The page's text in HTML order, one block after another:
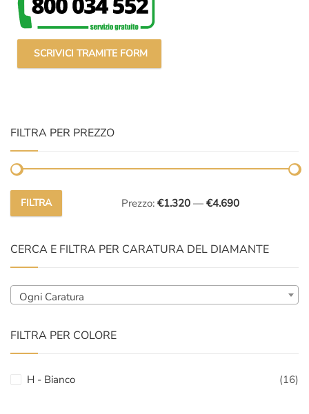
SCRIVICI TRAMITE FORM
FILTRA PER PREZZO
Prezzo
Prezzo
FILTRA Prezzo: €1.320 — €4.690
CERCA E FILTRA PER CARATURA DEL DIAMANTE
Ogni Caratura
FILTRA PER COLORE
H - Bianco (16)